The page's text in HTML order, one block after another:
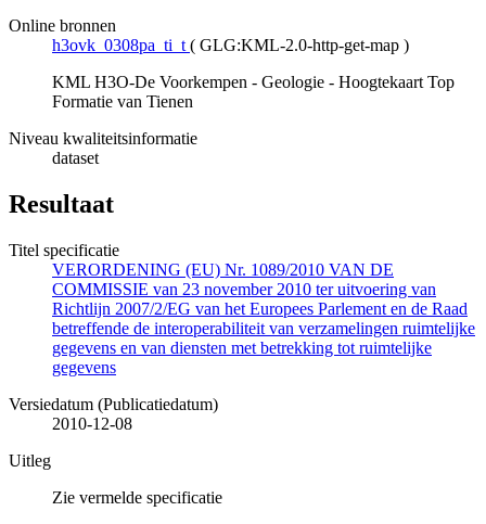
Online bronnen
h3ovk_0308pa_ti_t ( GLG:KML-2.0-http-get-map )
KML H3O-De Voorkempen - Geologie - Hoogtekaart Top
Formatie van Tienen
Niveau kwaliteitsinformatie
dataset
Resultaat
Titel specificatie
VERORDENING (EU) Nr. 1089/2010 VAN DE
COMMISSIE van 23 november 2010 ter uitvoering van
Richtlijn 2007/2/EG van het Europees Parlement en de Raad
betreffende de interoperabiliteit van verzamelingen ruimtelijke
gegevens en van diensten met betrekking tot ruimtelijke
gegevens
Versiedatum (Publicatiedatum)
2010-12-08
Uitleg
Zie vermelde specificatie